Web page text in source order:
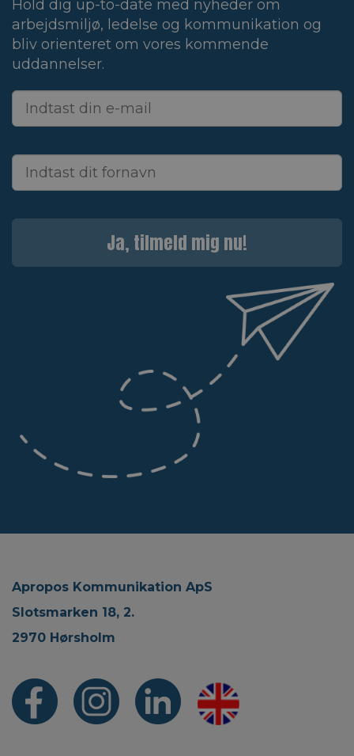
Hold dig up-to-date med nyheder om
arbejdsmiljø, ledelse og kommunikation og
bliv orienteret om vores kommende
uddannelser.
Ja, tilmeld mig nu!
Apropos Kommunikation ApS
Slotsmarken 18, 2.
2970 Hørsholm